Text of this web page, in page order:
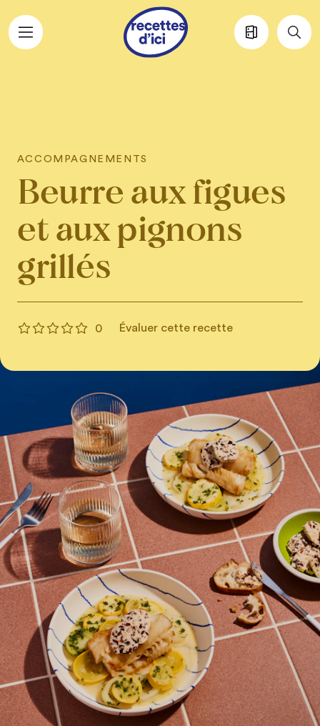
Aller au contenu principal
ACCOMPAGNEMENTS
Beurre aux figues
et aux pignons
grillés
0 Évaluer cette recette